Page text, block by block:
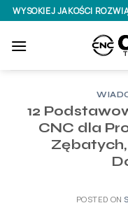
Skip
to
content
WYSOKIEJ JAKOŚCI
12
CNC dla
POSTED ON